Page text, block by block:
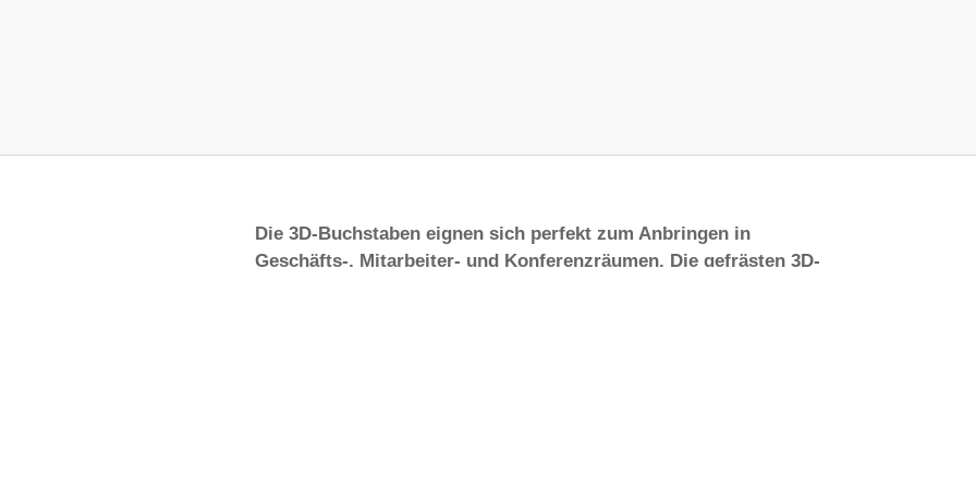
Die 3D-Buchstaben eignen sich perfekt zum Anbringen in
Geschäfts-, Mitarbeiter- und Konferenzräumen. Die gefrästen 3D-